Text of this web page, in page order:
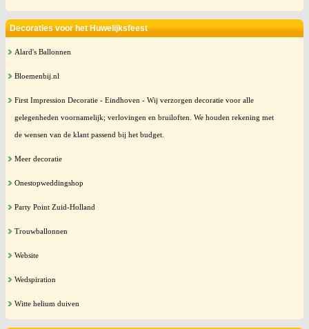
Decoraties voor het Huwelijksfeest
Alard's Ballonnen
Bloemenbij.nl
First Impression Decoratie - Eindhoven - Wij verzorgen decoratie voor alle
gelegenheden voornamelijk; verlovingen en bruiloften. We houden rekening met
de wensen van de klant passend bij het budget.
Meer decoratie
Onestopweddingshop
Party Point Zuid-Holland
Trouwballonnen
Website
Wedspiration
Witte helium duiven